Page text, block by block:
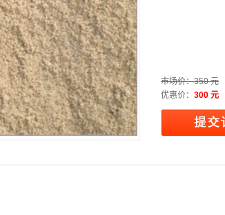
市场价：350 元
优惠价： 300 元